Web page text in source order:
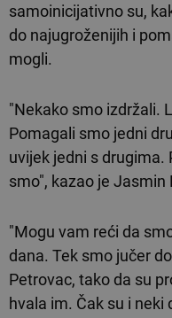
samoinicijativno su,
do najugroženijih i
mogli.
"Nekako smo izdržali.
Pomagali smo jedni
uvijek jedni s drugima.
smo", kazao je Jasmin
"Mogu vam reći da
dana. Tek smo jučer
Petrovac, tako da su
hvala im. Čak su i neki